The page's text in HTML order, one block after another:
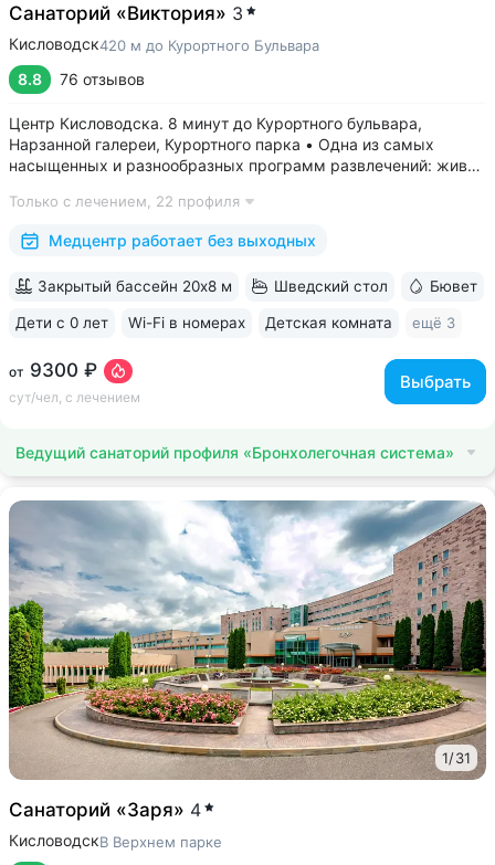
Санаторий «Виктория» 3
Кисловодск420 м до Курортного Бульвара
8.8 76 отзывов
Центр Кисловодска. 8 минут до Курортного бульвара,
Нарзанной галереи, Курортного парка • Одна из самых
насыщенных и разнообразных программ развлечений: живая
стендап, мастер-классы по рисованию «эбру» и танцам
(бачата, восточные танцы)....
Только с лечением, 22 профиля
Медцентр работает без выходных
от 9300 ₽
сут/чел, с лечением
Выбрать
Закрытый бассейн 20х8 м Шведский стол Бювет
Дети с 0 лет Wi-Fi в номерах Детская комната ещё 3
Ведущий санаторий профиля «Бронхолегочная система»
1/31
Санаторий «Заря» 4
КисловодскВ Верхнем парке